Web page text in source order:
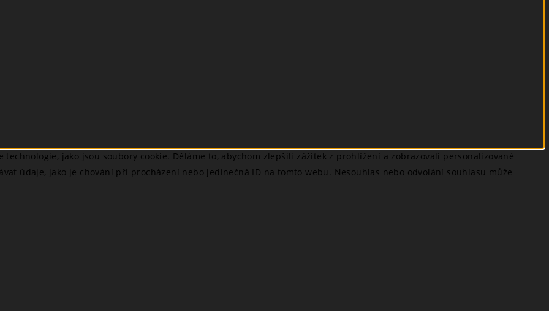
jako jsou soubory cookie. Děláme to, abychom zlepšili zážitek z prohlížení a zobrazovali personalizované
údaje, jako je chování při procházení nebo jedinečná ID na tomto webu. Nesouhlas nebo odvolání souhlasu může